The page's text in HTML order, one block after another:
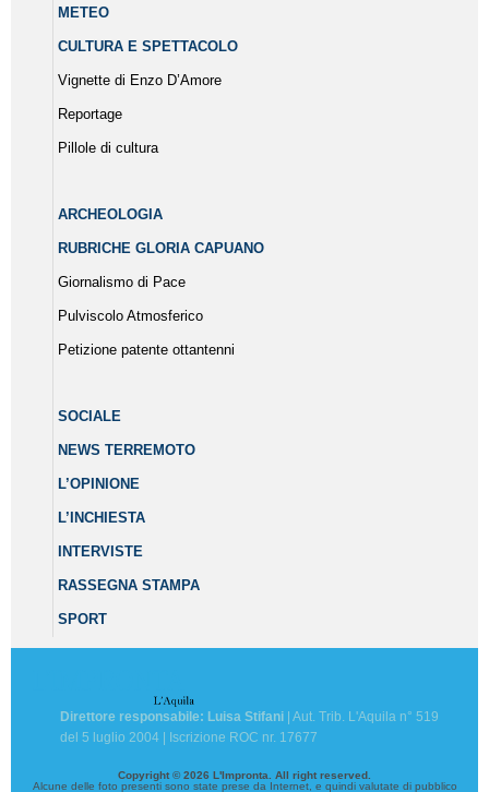
METEO
CULTURA E SPETTACOLO
Vignette di Enzo D’Amore
Reportage
Pillole di cultura
ARCHEOLOGIA
RUBRICHE GLORIA CAPUANO
Giornalismo di Pace
Pulviscolo Atmosferico
Petizione patente ottantenni
SOCIALE
NEWS TERREMOTO
L’OPINIONE
L’INCHIESTA
INTERVISTE
RASSEGNA STAMPA
SPORT
Direttore responsabile: Luisa Stifani | Aut. Trib. L'Aquila n° 519
del 5 luglio 2004 | Iscrizione ROC nr. 17677
Copyright © 2026 L'Impronta. All right reserved.
Alcune delle foto presenti sono state prese da Internet, e quindi valutate di pubblico